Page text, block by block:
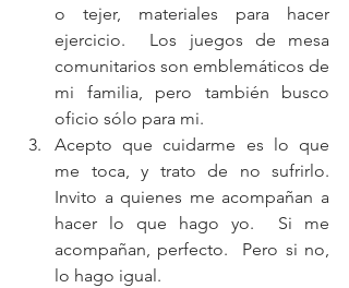
o tejer, materiales para hacer
ejercicio.  Los juegos de mesa
comunitarios son emblemáticos de
mi familia, pero también busco
oficio sólo para mi.
Acepto que cuidarme es lo que
me toca, y trato de no sufrirlo.
Invito a quienes me acompañan a
hacer lo que hago yo.  Si me
acompañan, perfecto.  Pero si no,
lo hago igual.